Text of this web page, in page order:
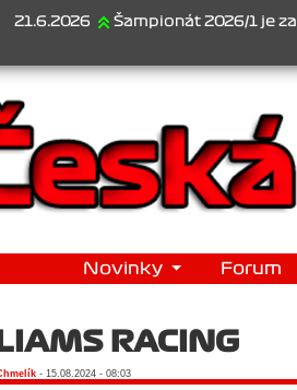
Šampionát 2026/1 je za
Novinky Forum
RACING
- 15.08.2024 - 08:03